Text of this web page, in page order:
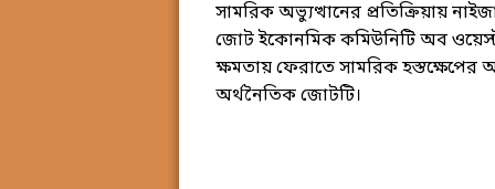
সামরিক অভ্যুত্থানের প্রতিক্রিয়ায়
জোট ইকোনমিক কমিউনিটি অব
ক্ষমতায় ফেরাতে সামরিক
অর্থনৈতিক জোটটি।